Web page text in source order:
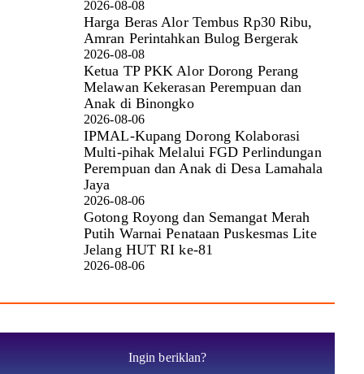
2026-08-08
Harga Beras Alor Tembus Rp30 Ribu,
Amran Perintahkan Bulog Bergerak
2026-08-08
Ketua TP PKK Alor Dorong Perang
Melawan Kekerasan Perempuan dan
Anak di Binongko
2026-08-06
IPMAL-Kupang Dorong Kolaborasi
Multi-pihak Melalui FGD Perlindungan
Perempuan dan Anak di Desa Lamahala
Jaya
2026-08-06
Gotong Royong dan Semangat Merah
Putih Warnai Penataan Puskesmas Lite
Jelang HUT RI ke-81
2026-08-06
Ingin beriklan?